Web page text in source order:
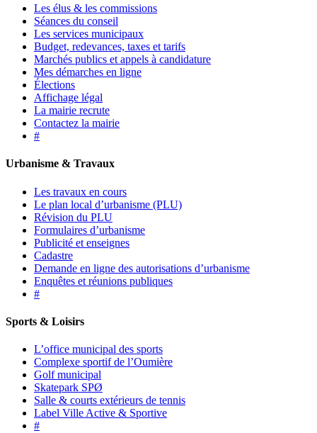
Les élus & les commissions
Séances du conseil
Les services municipaux
Budget, redevances, taxes et tarifs
Marchés publics et appels à candidature
Mes démarches en ligne
Élections
Affichage légal
La mairie recrute
Contactez la mairie
#
Urbanisme & Travaux
Les travaux en cours
Le plan local d’urbanisme (PLU)
Révision du PLU
Formulaires d’urbanisme
Publicité et enseignes
Cadastre
Demande en ligne des autorisations d’urbanisme
Enquêtes et réunions publiques
#
Sports & Loisirs
L’office municipal des sports
Complexe sportif de l’Oumière
Golf municipal
Skatepark SPØ
Salle & courts extérieurs de tennis
Label Ville Active & Sportive
#